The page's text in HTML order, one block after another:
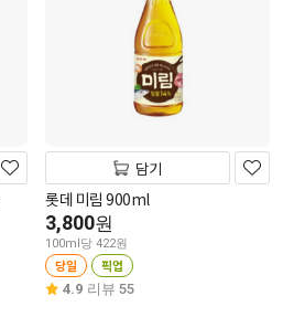
담기
롯데 미림 900ml
3,800원
100ml당 422원
당일 픽업
4.9 리뷰 55